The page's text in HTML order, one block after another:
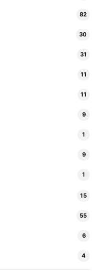
82
30
31
11
11
9
1
9
1
15
55
6
4